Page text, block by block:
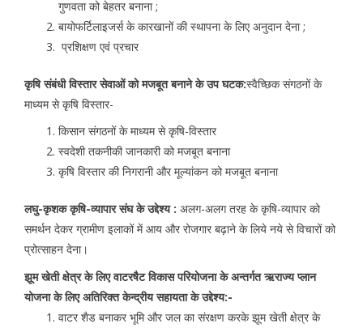
गुणवता को बेहतर बनाना ;
बायोफर्टिलाइजर्स के कारखानों की स्थापना के लिए अनुदान देना ;
प्रशिक्षण एवं प्रचार
कृषि संबंधी विस्तार सेवाओं को मजबूत बनाने के उप घटक:स्वैच्छिक संगठनों के
माध्यम से कृषि विस्तार-
किसान संगठनों के माध्यम से कृषि-विस्तार
स्वदेशी तकनीकी जानकारी को मजबूत बनाना
कृषि विस्तार की निगरानी और मूल्यांकन को मजबूत बनाना
लघु-कृशक कृषि-व्यापार संघ के उद्देश्य : अलग-अलग तरह के कृषि-व्यापार को
समर्थन देकर ग्रामीण इलाकों में आय और रोजगार बढ़ाने के लिये नये से विचारों को
प्रोत्साहन देना।
झूम खेती क्षेत्र के लिए वाटरषैट विकास परियोजना के अन्तर्गत ऋराज्य प्लान
योजना के लिए अतिरिक्त केन्द्रीय सहायता के उद्देश्य:-
वाटर शैड बनाकर भूमि और जल का संरक्षण करके झूम खेती क्षेत्र के